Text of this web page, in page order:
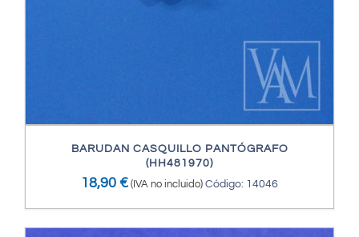
BARUDAN CASQUILLO PANTÓGRAFO
(HH481970)
18,90 € (IVA no incluido) Código: 14046